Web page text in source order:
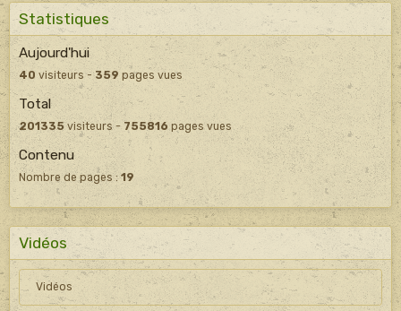
Statistiques
Aujourd'hui
40 visiteurs -359 pages vues
Total
201335 visiteurs - 755816 pages vues
Contenu
Nombre de pages :19
Vidéos
Vidéos